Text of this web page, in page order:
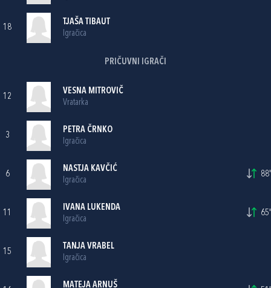
18
TJAŠA TIBAUT
Igračica
PRIČUVNI IGRAČI
12
VESNA MITROVIČ
Vratarka
3
PETRA ČRNKO
Igračica
6
NASTJA KAVČIĆ
Igračica
88'
11
IVANA LUKENDA
Igračica
65'
15
TANJA VRABEL
Igračica
MATEJA ARNUŠ